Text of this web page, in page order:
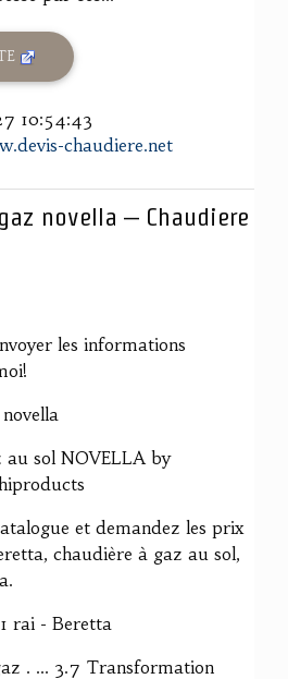
10:54:43
chaudiere.net
novella – Chaudiere
les informations
au sol NOVELLA by
et demandez les prix
chaudière à gaz au sol,
rai - Beretta
. ... 3.7 Transformation